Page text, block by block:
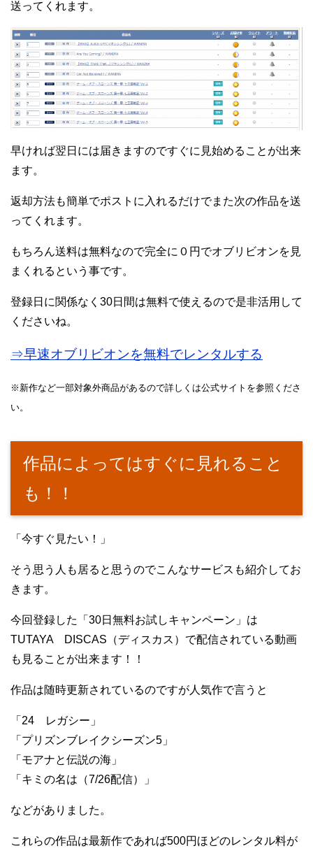
送ってくれます。
早ければ翌日には届きますのですぐに見始めることが出来
ます。
返却方法も簡単でポストに入れるだけでまた次の作品を送
ってくれます。
もちろん送料は無料なので完全に０円でオブリビオンを見
まくれるという事です。
登録日に関係なく30日間は無料で使えるので是非活用して
くださいね。
⇒早速オブリビオンを無料でレンタルする
※新作など一部対象外商品があるので詳しくは公式サイトを参照くださ
い。
作品によってはすぐに見れること
も！！
「今すぐ見たい！」
そう思う人も居ると思うのでこんなサービスも紹介してお
きます。
今回登録した「30日無料お試しキャンペーン」は
TUTAYA DISCAS（ディスカス）で配信されている動画
も見ることが出来ます！！
作品は随時更新されているのですが人気作で言うと
「24 レガシー」
「プリズンブレイクシーズン5」
「モアナと伝説の海」
「キミの名は（7/26配信）」
などがありました。
これらの作品は最新作であれば500円ほどのレンタル料が